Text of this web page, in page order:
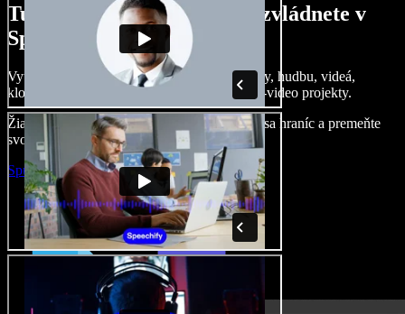
Tu je malá ukážka toho, čo zvládnete v
Speechify Studio.
Vytvárajte dabingy, pridajte bezplatné obrázky, hudbu, videá,
klonujte svoj hlas – postavíte pôsobivé audio-video projekty.
Žiadne učenie, všetko v prehliadači – zbavte sa hraníc a premeňte
svoje nápady na realitu.
Spustiť Studio